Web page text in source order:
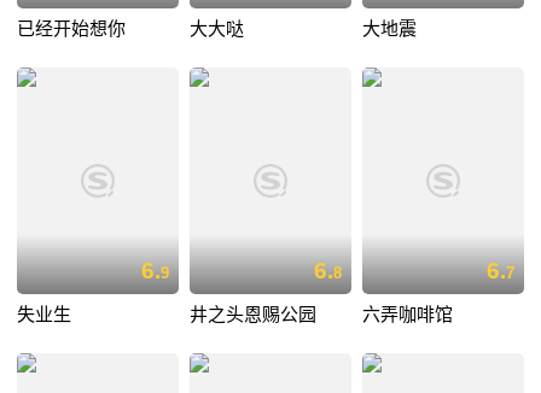
已经开始想你 大大哒 大地震
6.9
失业生
6.8
井之头恩赐公园
6.7
六弄咖啡馆